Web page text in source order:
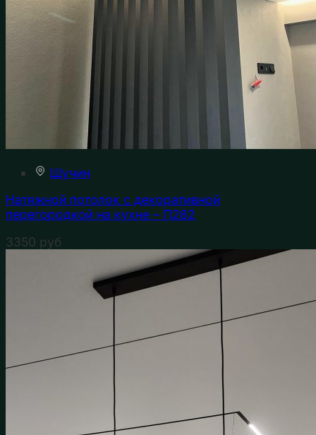
Щучин
Натяжной потолок с декоративной
перегородкой на кухне – П282
3350 руб